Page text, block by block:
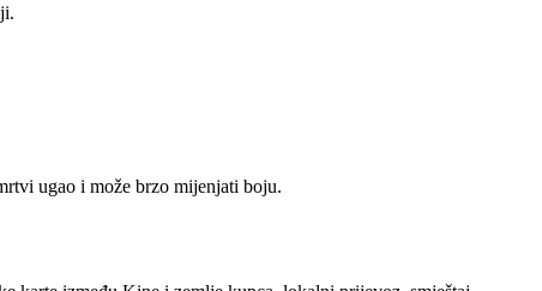
ugao i može brzo mijenjati boju.